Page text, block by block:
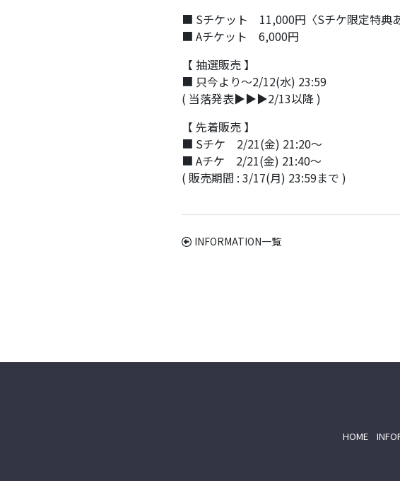
■ Sチケット 11,000円〈Sチケ限定特典あ
■ Aチケット 6,000円
【 抽選販売 】
■ 只今より〜2/12(水) 23:59
( 当落発表▶▶▶2/13以降 )
【 先着販売 】
■ Sチケ 2/21(金) 21:20〜
■ Aチケ 2/21(金) 21:40〜
( 販売期間 : 3/17(月) 23:59まで )
INFORMATION一覧
HOME